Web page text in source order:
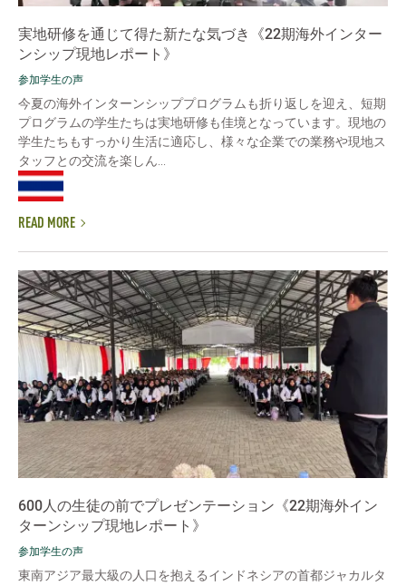
実地研修を通じて得た新たな気づき《22期海外インター
ンシップ現地レポート》
参加学生の声
今夏の海外インターンシッププログラムも折り返しを迎え、短期
プログラムの学生たちは実地研修も佳境となっています。現地の
学生たちもすっかり生活に適応し、様々な企業での業務や現地ス
タッフとの交流を楽しん...
READ MORE
600人の生徒の前でプレゼンテーション《22期海外イン
ターンシップ現地レポート》
参加学生の声
東南アジア最大級の人口を抱えるインドネシアの首都ジャカルタ